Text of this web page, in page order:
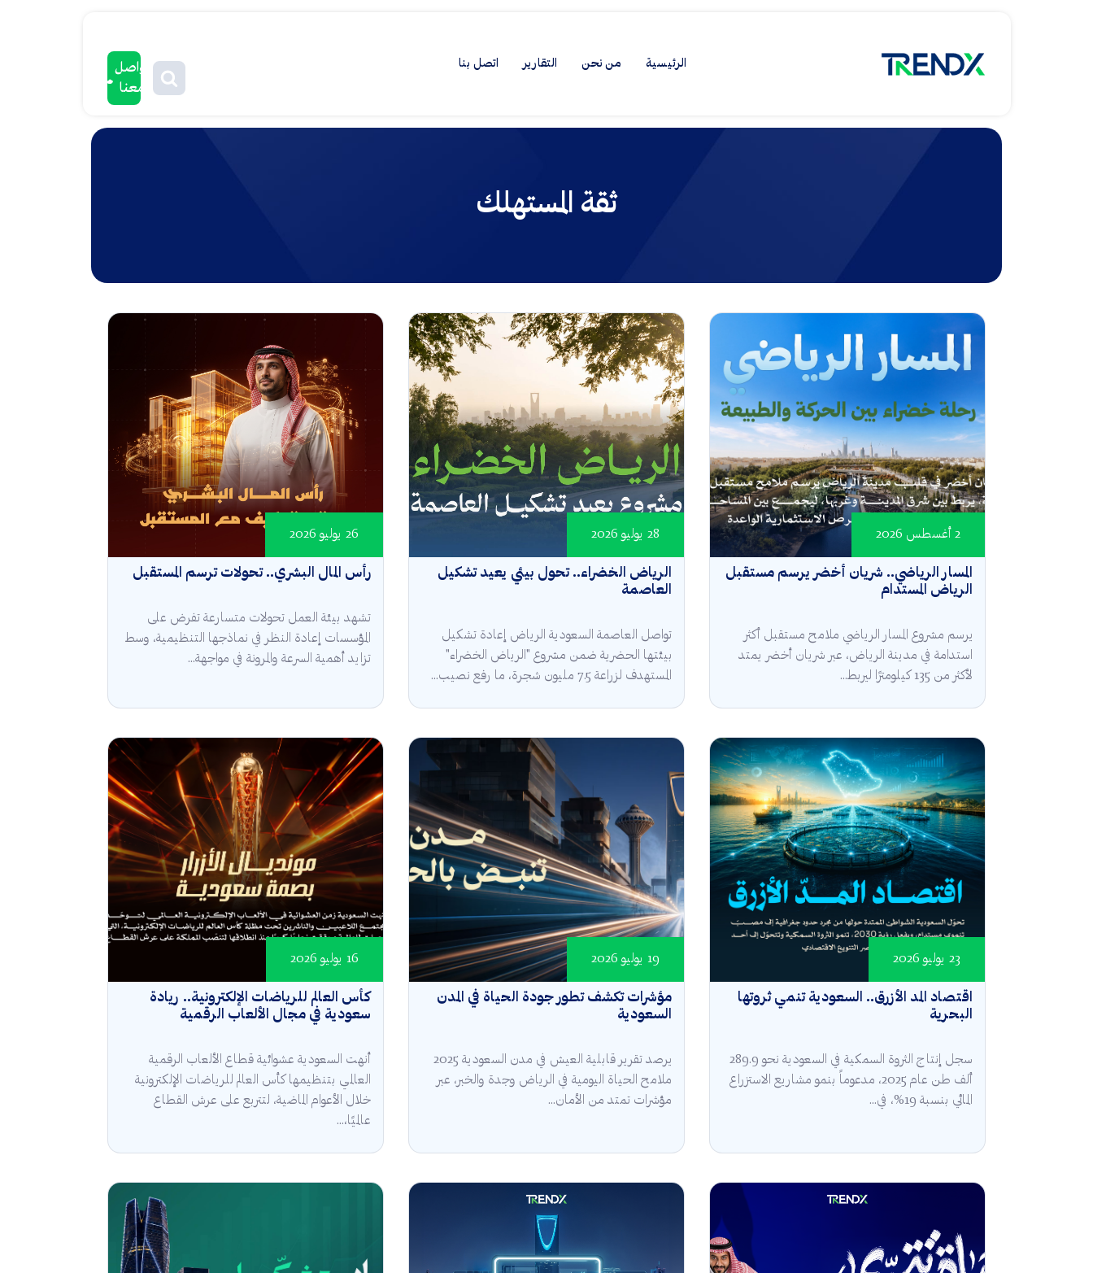
الرئيسية من نحن التقارير اتصل بنا
تواصل
معنا
ثقة المستهلك
المسار الرياضي.. شريان أخضر يرسم مستقبل
الرياض المستدام
2 أغسطس 2026
يرسم مشروع المسار الرياضي ملامح مستقبل أكثر
استدامة في مدينة الرياض، عبر شريان أخضر يمتد
لأكثر من 135 كيلومترًا ليربط...
الرياض الخضراء.. تحول بيئي يعيد تشكيل
العاصمة
28 يوليو 2026
تواصل العاصمة السعودية الرياض إعادة تشكيل
بيئتها الحضرية ضمن مشروع "الرياض الخضراء"
المستهدف لزراعة 7.5 مليون شجرة، ما رفع نصيب...
رأس المال البشري.. تحولات ترسم المستقبل
26 يوليو 2026
تشهد بيئة العمل تحولات متسارعة تفرض على
المؤسسات إعادة النظر في نماذجها التنظيمية، وسط
تزايد أهمية السرعة والمرونة في مواجهة...
اقتصاد المد الأزرق.. السعودية تنمي ثروتها
البحرية
23 يوليو 2026
سجل إنتاج الثروة السمكية في السعودية نحو 289.9
ألف طن عام 2025، مدعوماً بنمو مشاريع الاستزراع
المائي بنسبة 19%، في...
مؤشرات تكشف تطور جودة الحياة في المدن
السعودية
19 يوليو 2026
يرصد تقرير قابلية العيش في مدن السعودية 2025
ملامح الحياة اليومية في الرياض وجدة والخبر، عبر
مؤشرات تمتد من الأمان...
كأس العالم للرياضات الإلكترونية.. ريادة
سعودية في مجال الألعاب الرقمية
16 يوليو 2026
أنهت السعودية عشوائية قطاع الألعاب الرقمية
العالمي بتنظيمها كأس العالم للرياضات الإلكترونية
خلال الأعوام الماضية، لتتربع على عرش القطاع
عالميًا،...